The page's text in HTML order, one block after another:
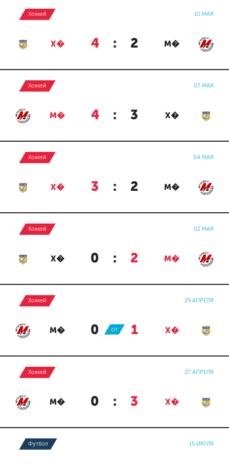
Хоккей 10 МАЯ
Х� 4 : 2 М�
Хоккей 07 МАЯ
М� 4 : 3 Х�
Хоккей 04 МАЯ
Х� 3 : 2 М�
Хоккей 02 МАЯ
Х� 0 : 2 М�
Хоккей 29 АПРЕЛЯ
М� 0 : 1 Х�
ОТ
Хоккей 27 АПРЕЛЯ
М� 0 : 3 Х�
Футбол 15 ИЮЛЯ